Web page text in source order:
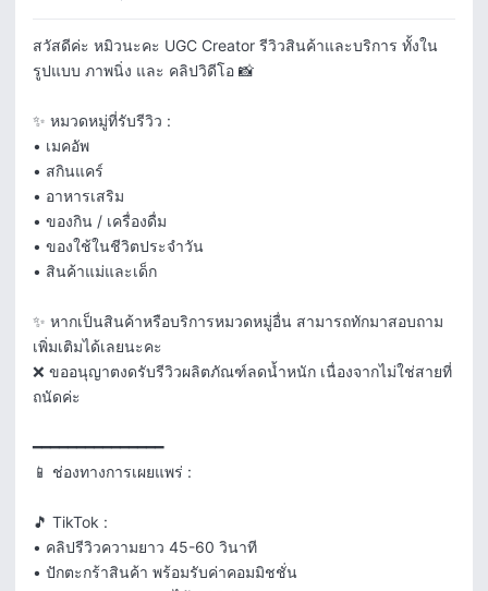
สวัสดีค่ะ หมิวนะคะ UGC Creator รีวิวสินค้าและบริการ ทั้งใน
รูปแบบ ภาพนิ่ง และ คลิปวิดีโอ 📸
✨ หมวดหมู่ที่รับรีวิว :
• เมคอัพ
• สกินแคร์
• อาหารเสริม
• ของกิน / เครื่องดื่ม
• ของใช้ในชีวิตประจำวัน
• สินค้าแม่และเด็ก
✨ หากเป็นสินค้าหรือบริการหมวดหมู่อื่น สามารถทักมาสอบถาม
เพิ่มเติมได้เลยนะคะ
❌ ขออนุญาตงดรับรีวิวผลิตภัณฑ์ลดน้ำหนัก เนื่องจากไม่ใช่สายที่
ถนัดค่ะ
━━━━━━━━━━━━━━━
📱 ช่องทางการเผยแพร่ :
🎵 TikTok :
• คลิปรีวิวความยาว 45-60 วินาที
• ปักตะกร้าสินค้า พร้อมรับค่าคอมมิชชั่น